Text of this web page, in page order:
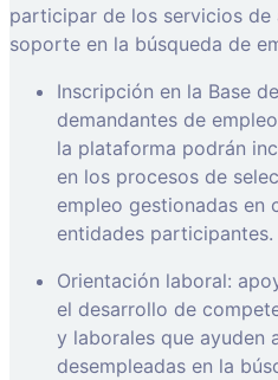
participar de los servicios
soporte en la búsqueda de
Inscripción en la Base
demandantes de
la plataforma podrán
en los procesos de
empleo gestionadas en
entidades participantes.
Orientación laboral:
el desarrollo de
y laborales que ayuden
desempleadas en la